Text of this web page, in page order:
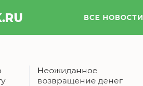
.RU ВСЕ НОВОСТИ
Неожиданное
возвращение денег